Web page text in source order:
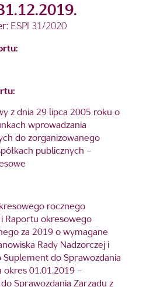
ESPI 31/2020
z dnia 29 lipca 2005 roku o
wprowadzania
do zorganizowanego
publicznych –
rocznego
Raportu okresowego
za 2019 o wymagane
Rady Nadzorczej i
Suplement do Sprawozdania
okres 01.01.2019 –
Sprawozdania Zarządu z